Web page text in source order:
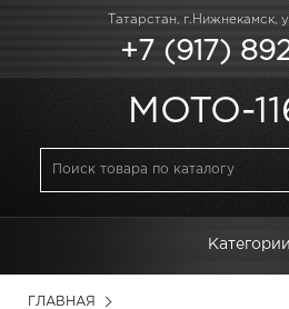
Татарстан, г.Нижнекамск,
+7 (917)
MOTO-
Категории
ГЛАВНАЯ